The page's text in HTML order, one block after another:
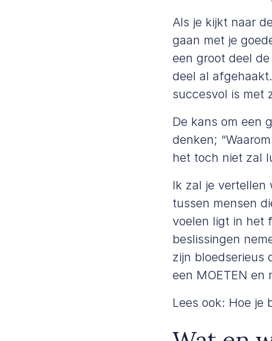
Als je kijkt naar
gaan met je
een groot deel
deel al
succesvol is met
De kans om een
denken;
het toch niet zal
Ik zal je vertellen
tussen mensen
voelen ligt in het
beslissingen
zijn bloedserieus
een MOETEN en
Lees ook: Hoe je